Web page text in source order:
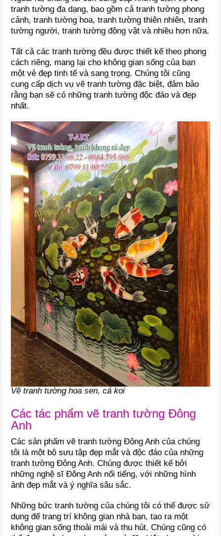
tranh tường đa dạng, bao gồm cả tranh tường phong
cảnh, tranh tường hoa, tranh tường thiên nhiên, tranh
tường người, tranh tường động vật và nhiều hơn nữa.
Tất cả các tranh tường đều được thiết kế theo phong
cách riêng, mang lại cho không gian sống của bạn
một vẻ đẹp tinh tế và sang trọng. Chúng tôi cũng
cung cấp dịch vụ vẽ tranh tường đặc biệt, đảm bảo
rằng bạn sẽ có những tranh tường độc đáo và đẹp
nhất.
Vẽ tranh tường hoa sen, cá koi
Các tác phẩm vẽ tranh tường Đông
Anh
Các sản phẩm vẽ tranh tường Đông Anh của chúng
tôi là một bộ sưu tập đẹp mắt và độc đáo của những
tranh tường Đông Anh. Chúng được thiết kế bởi
những nghệ sĩ Đông Anh nổi tiếng, với những hình
ảnh đẹp mắt và ý nghĩa sâu sắc.
Những bức tranh tường của chúng tôi có thể được sử
dụng để trang trí không gian nhà bạn, tạo ra một
không gian sống thoải mái và thu hút. Chúng cũng có